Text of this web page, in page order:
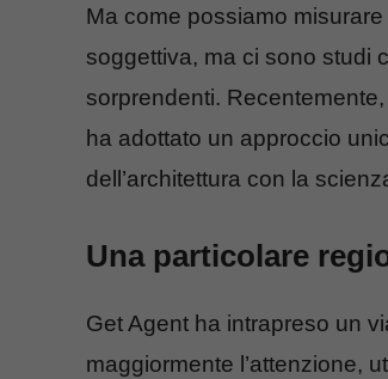
Ma come possiamo
soggettiva, ma ci sono studi
sorprendenti. Recentemente,
ha adottato un approccio
dell’architettura con la
Una particolare
Get Agent ha intrapreso un
maggiormente l’attenzione,